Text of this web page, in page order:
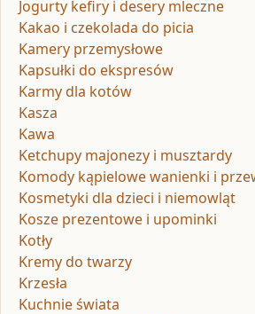
Jogurty kefiry i desery mleczne
Kakao i czekolada do picia
Kamery przemysłowe
Kapsułki do ekspresów
Karmy dla kotów
Kasza
Kawa
Ketchupy majonezy i musztardy
Komody kąpielowe wanienki i
Kosmetyki dla dzieci i niemowląt
Kosze prezentowe i upominki
Kotły
Kremy do twarzy
Krzesła
Kuchnie świata